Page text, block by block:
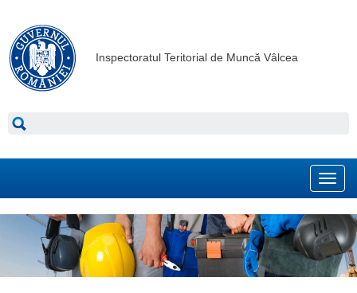
Inspectoratul Teritorial de Muncă Vâlcea